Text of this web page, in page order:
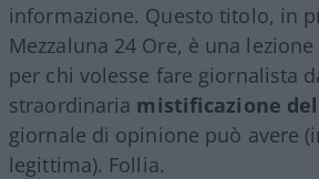
informazione. Questo titolo, in
Mezzaluna 24 Ore, è una
per chi volesse fare giornalista
straordinaria mistificazione
giornale di opinione può avere
legittima). Follia.